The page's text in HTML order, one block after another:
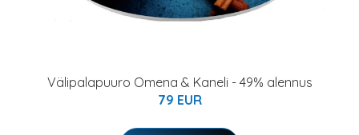
Välipalapuuro Omena & Kaneli - 49% alennus
79 EUR